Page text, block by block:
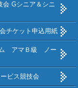
会 Gシニア＆シニ
チケット申込用紙
ム アマＢ級 ノー
ビス競技会